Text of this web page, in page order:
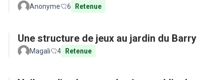
Anonyme 6 Retenue
Une structure de jeux au jardin du Barry
Magali 4 Retenue